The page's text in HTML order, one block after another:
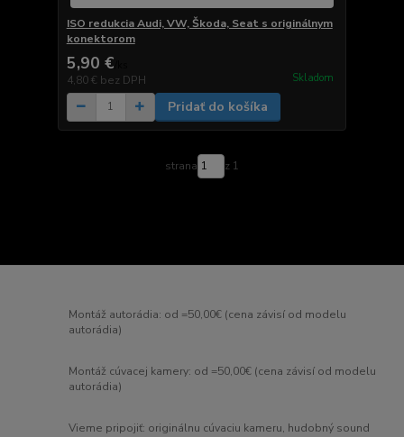
ISO redukcia Audi, VW, Škoda, Seat s originálnym
konektorom
5,90 €
4,80 € bez DPH Skladom
Pridať do košíka
strana z 1
Montáž autorádia: od =50,00€ (cena závisí od modelu
autorádia)
Montáž cúvacej kamery: od =50,00€ (cena závisí od modelu
autorádia)
Vieme pripojiť: originálnu cúvaciu kameru, hudobný sound